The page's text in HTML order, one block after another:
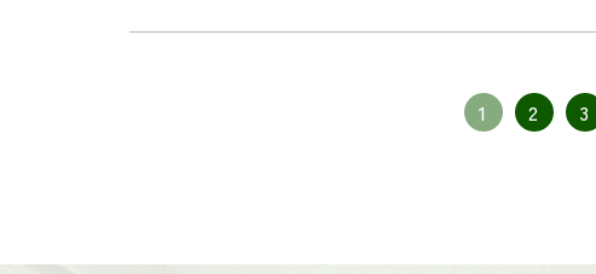
1 2 3